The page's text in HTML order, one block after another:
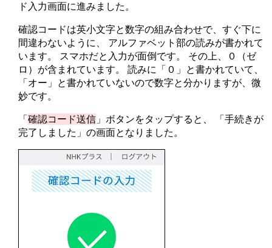
ド入力画面に進みました。
確認コードは英小文字と数字の組み合わせで、すぐ下に
間違わないように、 アルファベット部の読みが書かれて
います。 スマホだと入力が面倒です。 その上、０（ゼ
ロ）が含まれています。 読みに「０」と書かれていて、
「オー」と書かれていないので数字と分かりますが、微
妙です。
「 確認コード送信 」ボタンをタップすると、 「手続きが
完了しました」の画面となりました。